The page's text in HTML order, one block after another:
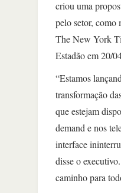
criou uma
pelo setor, como
The New York
Estadão em 20/
“Estamos
transformação
que estejam
demand e nos
interface
disse o
caminho para